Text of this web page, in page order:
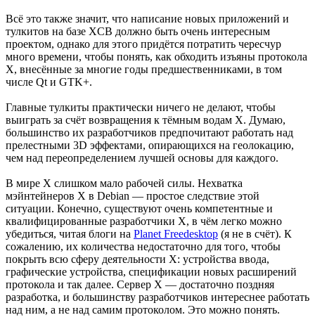
Всё это также значит, что написание новых приложений и
тулкитов на базе XCB должно быть очень интересным
проектом, однако для этого придётся потратить чересчур
много времени, чтобы понять, как обходить изъяны протокола
X, внесённые за многие годы предшественниками, в том
числе Qt и GTK+.
Главные тулкиты практически ничего не делают, чтобы
выиграть за счёт возвращения к тёмным водам X. Думаю,
большинство их разработчиков предпочитают работать над
прелестными 3D эффектами, опирающихся на геолокацию,
чем над переопределением лучшей основы для каждого.
В мире X слишком мало рабочей силы. Нехватка
мэйнтейнеров X в Debian — простое следствие этой
ситуации. Конечно, существуют очень компетентные и
квалифицированные разработчики X, в чём легко можно
убедиться, читая блоги на Planet Freedesktop (я не в счёт). К
сожалению, их количества недостаточно для того, чтобы
покрыть всю сферу деятельности X: устройства ввода,
графические устройства, спецификации новых расширений
протокола и так далее. Сервер X — достаточно поздняя
разработка, и большинству разработчиков интереснее работать
над ним, а не над самим протоколом. Это можно понять.